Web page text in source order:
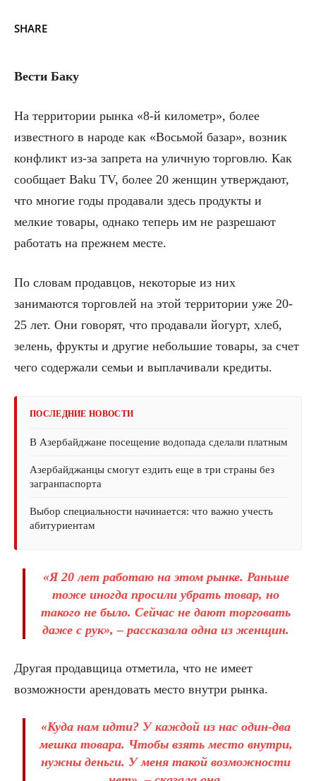
SHARE
Вести Баку
На территории рынка «8-й километр», более
известного в народе как «Восьмой базар», возник
конфликт из-за запрета на уличную торговлю. Как
сообщает Baku TV, более 20 женщин утверждают,
что многие годы продавали здесь продукты и
мелкие товары, однако теперь им не разрешают
работать на прежнем месте.
По словам продавцов, некоторые из них
занимаются торговлей на этой территории уже 20-
25 лет. Они говорят, что продавали йогурт, хлеб,
зелень, фрукты и другие небольшие товары, за счет
чего содержали семьи и выплачивали кредиты.
ПОСЛЕДНИЕ НОВОСТИ
В Азербайджане посещение водопада сделали платным
Азербайджанцы смогут ездить еще в три страны без
загранпаспорта
Выбор специальности начинается: что важно учесть
абитуриентам
«Я 20 лет работаю на этом рынке. Раньше
тоже иногда просили убрать товар, но
такого не было. Сейчас не дают торговать
даже с рук», – рассказала одна из женщин.
Другая продавщица отметила, что не имеет
возможности арендовать место внутри рынка.
«Куда нам идти? У каждой из нас один-два
мешка товара. Чтобы взять место внутри,
нужны деньги. У меня такой возможности